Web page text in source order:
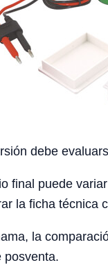
debe
final puede
la ficha técnica
la
posventa.